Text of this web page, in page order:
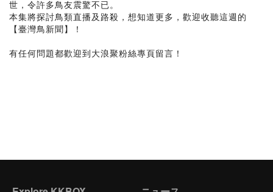
世，令許多鳥友震驚不已。
本集將探討鳥類直播及路殺，想知道更多，歡迎收聽這週的
【臺灣鳥新聞】！
有任何問題都歡迎到大浪聚粉絲專頁留言！